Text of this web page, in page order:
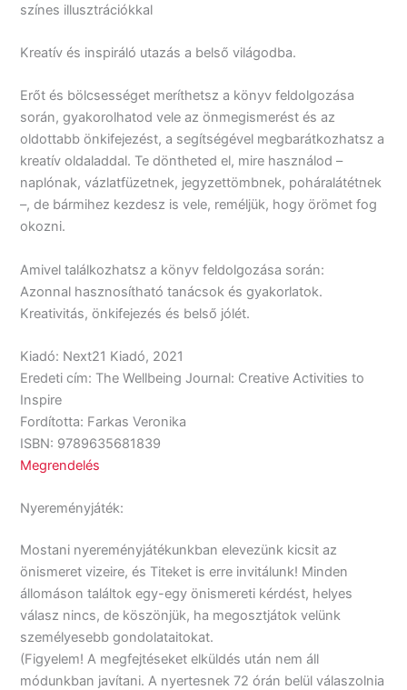
színes illusztrációkkal
Kreatív és inspiráló utazás a belső világodba.
Erőt és bölcsességet meríthetsz a könyv feldolgozása
során, gyakorolhatod vele az önmegismerést és az
oldottabb önkifejezést, a segítségével megbarátkozhatsz a
kreatív oldaladdal. Te döntheted el, mire használod –
naplónak, vázlatfüzetnek, jegyzettömbnek, poháralátétnek
–, de bármihez kezdesz is vele, reméljük, hogy örömet fog
okozni.
Amivel találkozhatsz a könyv feldolgozása során:
Azonnal hasznosítható tanácsok és gyakorlatok.
Kreativitás, önkifejezés és belső jólét.
Kiadó: Next21 Kiadó, 2021
Eredeti cím: The Wellbeing Journal: Creative Activities to
Inspire
Fordította: Farkas Veronika
ISBN: 9789635681839
Megrendelés
Nyereményjáték:
Mostani nyereményjátékunkban elevezünk kicsit az
önismeret vizeire, és Titeket is erre invitálunk! Minden
állomáson találtok egy-egy önismereti kérdést, helyes
válasz nincs, de köszönjük, ha megosztjátok velünk
személyesebb gondolataitokat.
(Figyelem! A megfejtéseket elküldés után nem áll
módunkban javítani. A nyertesnek 72 órán belül válaszolnia